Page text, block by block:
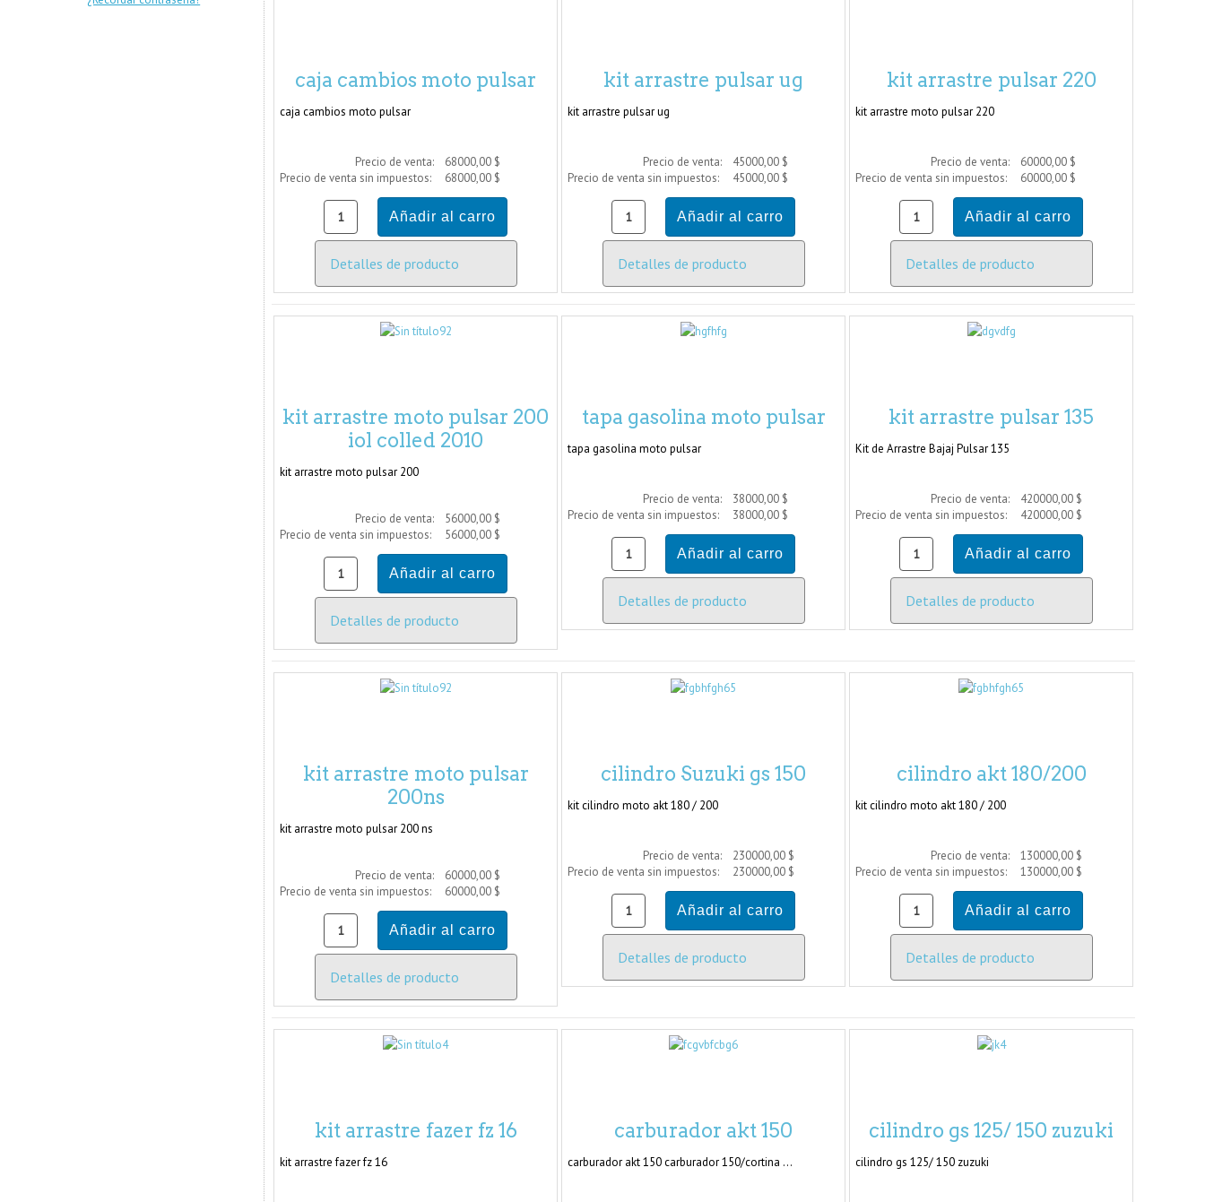
caja cambios moto pulsar
caja cambios moto pulsar
Precio de venta:
68000,00 $
Precio de venta sin impuestos:
68000,00 $
Detalles de producto
kit arrastre pulsar ug
kit arrastre pulsar ug
Precio de venta:
45000,00 $
Precio de venta sin impuestos:
45000,00 $
Detalles de producto
kit arrastre pulsar 220
kit arrastre moto pulsar 220
Precio de venta:
60000,00 $
Precio de venta sin impuestos:
60000,00 $
Detalles de producto
kit arrastre moto pulsar 200
iol colled 2010
kit arrastre moto pulsar 200
Precio de venta:
56000,00 $
Precio de venta sin impuestos:
56000,00 $
Detalles de producto
tapa gasolina moto pulsar
tapa gasolina moto pulsar
Precio de venta:
38000,00 $
Precio de venta sin impuestos:
38000,00 $
Detalles de producto
kit arrastre pulsar 135
Kit de Arrastre Bajaj Pulsar 135
Precio de venta:
420000,00 $
Precio de venta sin impuestos:
420000,00 $
Detalles de producto
kit arrastre moto pulsar
200ns
kit arrastre moto pulsar 200 ns
Precio de venta:
60000,00 $
Precio de venta sin impuestos:
60000,00 $
Detalles de producto
cilindro Suzuki gs 150
kit cilindro moto akt 180 / 200
Precio de venta:
230000,00 $
Precio de venta sin impuestos:
230000,00 $
Detalles de producto
cilindro akt 180/200
kit cilindro moto akt 180 / 200
Precio de venta:
130000,00 $
Precio de venta sin impuestos:
130000,00 $
Detalles de producto
kit arrastre fazer fz 16
kit arrastre fazer fz 16
carburador akt 150
carburador akt 150 carburador 150/cortina ...
cilindro gs 125/ 150 zuzuki
cilindro gs 125/ 150 zuzuki